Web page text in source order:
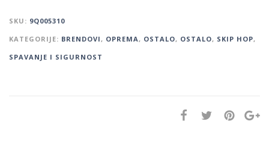
SKU: 9Q005310
KATEGORIJE: BRENDOVI, OPREMA, OSTALO, OSTALO, SKIP HOP,
SPAVANJE I SIGURNOST